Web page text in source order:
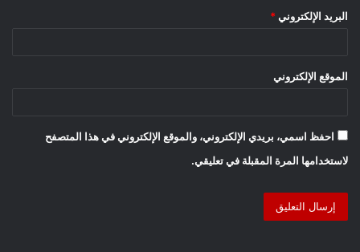
البريد الإلكتروني *
الموقع الإلكتروني
احفظ اسمي، بريدي الإلكتروني، والموقع الإلكتروني في هذا المتصفح
لاستخدامها المرة المقبلة في تعليقي.